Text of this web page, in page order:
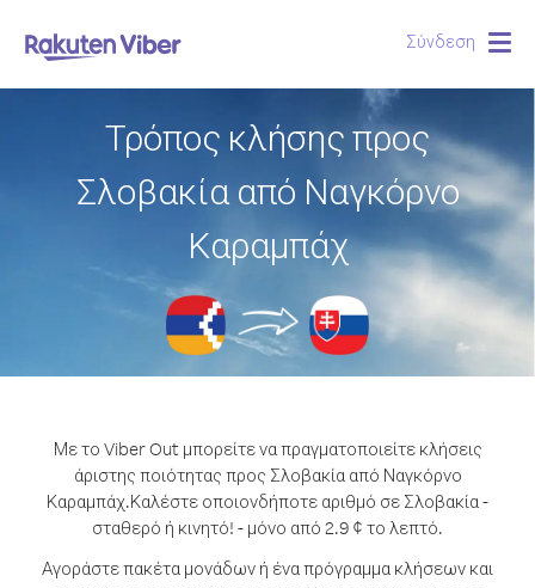
Σύνδεση
Τρόπος κλήσης προς
Σλοβακία από Ναγκόρνο
Καραμπάχ
Με το Viber Out μπορείτε να πραγματοποιείτε κλήσεις
άριστης ποιότητας προς Σλοβακία από Ναγκόρνο
Καραμπάχ.Καλέστε οποιονδήποτε αριθμό σε Σλοβακία -
σταθερό ή κινητό! - μόνο από 2.9 ¢ το λεπτό.
Αγοράστε πακέτα μονάδων ή ένα πρόγραμμα κλήσεων και